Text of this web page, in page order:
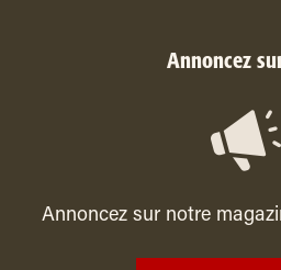
Annoncez
Annoncez sur notre